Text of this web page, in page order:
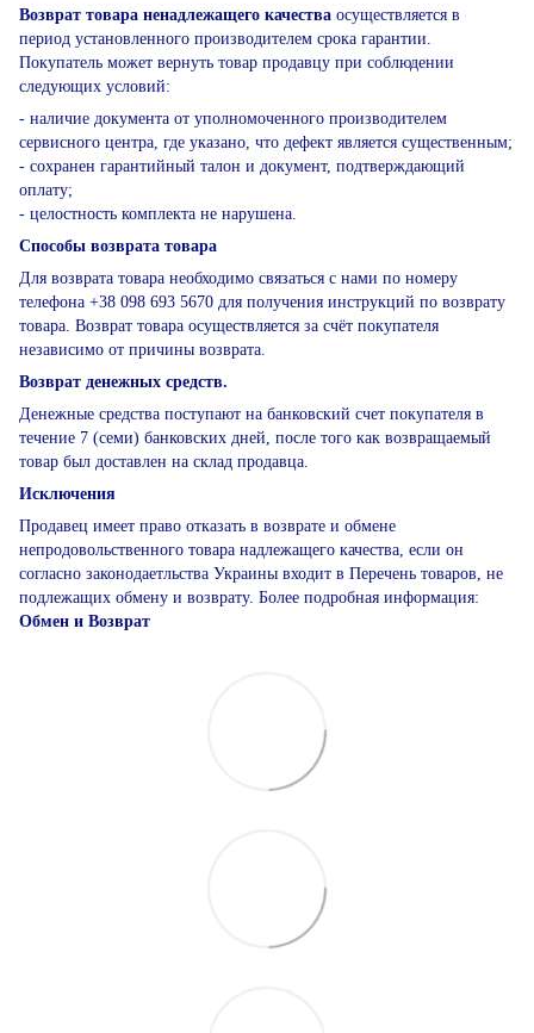
Возврат товара ненадлежащего качества осуществляется в
период установленного производителем срока гарантии.
Покупатель может вернуть товар продавцу при соблюдении
следующих условий:
- наличие документа от уполномоченного производителем
сервисного центра, где указано, что дефект является существенным;
- сохранен гарантийный талон и документ, подтверждающий
оплату;
- целостность комплекта не нарушена.
Способы возврата товара
Для возврата товара необходимо связаться с нами по номеру
телефона +38 098 693 5670 для получения инструкций по возврату
товара. Возврат товара осуществляется за счёт покупателя
независимо от причины возврата.
Возврат денежных средств.
Денежные средства поступают на банковский счет покупателя в
течение 7 (семи) банковских дней, после того как возвращаемый
товар был доставлен на склад продавца.
Исключения
Продавец имеет право отказать в возврате и обмене
непродовольственного товара надлежащего качества, если он
согласно законодаетльства Украины входит в Перечень товаров, не
подлежащих обмену и возврату. Более подробная информация:
Обмен и Возврат